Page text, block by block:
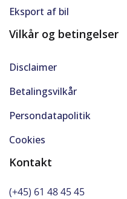
Eksport af bil
Vilkår og betingelser
Disclaimer
Betalingsvilkår
Persondatapolitik
Cookies
Kontakt
(+45) 61 48 45 45